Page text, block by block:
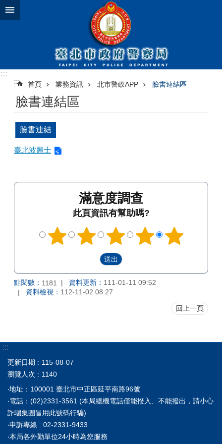
跳到主要內容區塊
:::
:::
首頁 業務資訊 北市警政APP 臉書連結區
臉書連結區
臉書連結
臺北波麗士
滿意度調查
此頁資訊有幫助嗎?
點閱數： 1181 資料更新： 111-01-11 09:52
資料檢視： 112-11-02 08:27
回上一頁
:::
更新日期
115-08-07
瀏覽人次
1140
‧地址：100001 臺北市中正區延平南路96號
‧電話：(02)2331-3561 (本局總機電話僅能撥入、不能撥出，請小心
詐騙集團冒用此號碼行騙)
‧申訴專線 : 02-2331-9433
‧本局各外勤單位24小時為您服務